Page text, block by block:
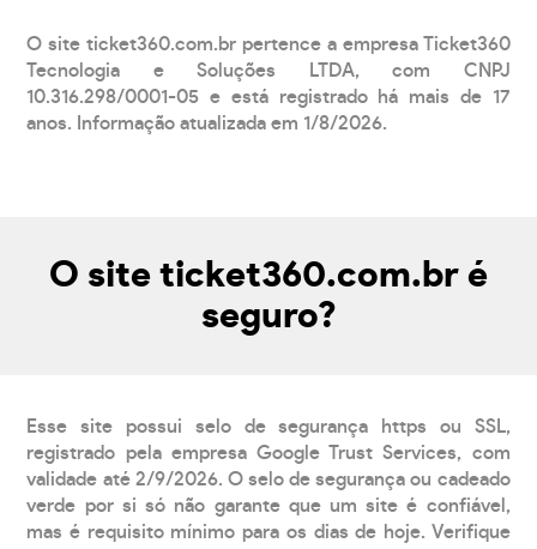
O site ticket360.com.br pertence a empresa Ticket360
Tecnologia e Soluções LTDA, com CNPJ
10.316.298/0001-05 e está registrado há mais de 17
anos. Informação atualizada em 1/8/2026.
O site ticket360.com.br é
seguro?
Esse site possui selo de segurança https ou SSL,
registrado pela empresa Google Trust Services, com
validade até 2/9/2026. O selo de segurança ou cadeado
verde por si só não garante que um site é confiável,
mas é requisito mínimo para os dias de hoje. Verifique